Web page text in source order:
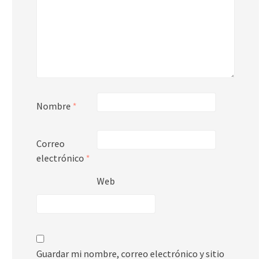
Nombre *
Correo
electrónico *
Web
Guardar mi nombre, correo electrónico y sitio